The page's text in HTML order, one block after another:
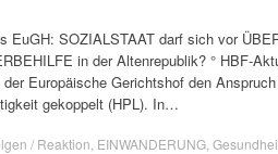
EuGH: SOZIALSTAAT darf sich vor
in der Altenrepublik? ° HBF-
Europäische Gerichtshof den
gekoppelt (HPL). In…
/ Reaktion EINWANDERUNG